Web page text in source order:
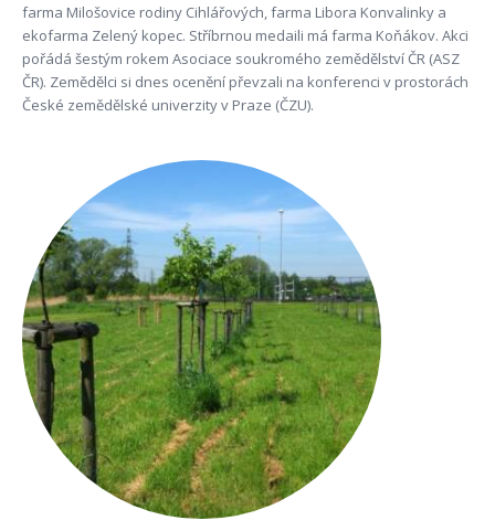
farma Milošovice rodiny Cihlářových, farma Libora Konvalinky a
ekofarma Zelený kopec. Stříbrnou medaili má farma Koňákov. Akci
pořádá šestým rokem Asociace soukromého zemědělství ČR (ASZ
ČR). Zemědělci si dnes ocenění převzali na konferenci v prostorách
České zemědělské univerzity v Praze (ČZU).